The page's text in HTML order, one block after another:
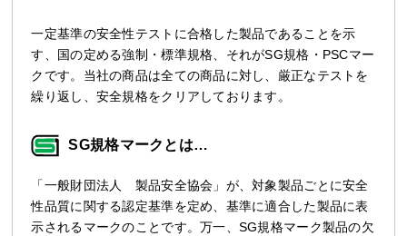
一定基準の安全性テストに合格した製品であることを示
す、国の定める強制・標準規格、それがSG規格・PSCマー
クです。当社の商品は全ての商品に対し、厳正なテストを
繰り返し、安全規格をクリアしております。
SG規格マークとは…
「一般財団法人 製品安全協会」が、対象製品ごとに安全
性品質に関する認定基準を定め、基準に適合した製品に表
示されるマークのことです。万一、SG規格マーク製品の欠